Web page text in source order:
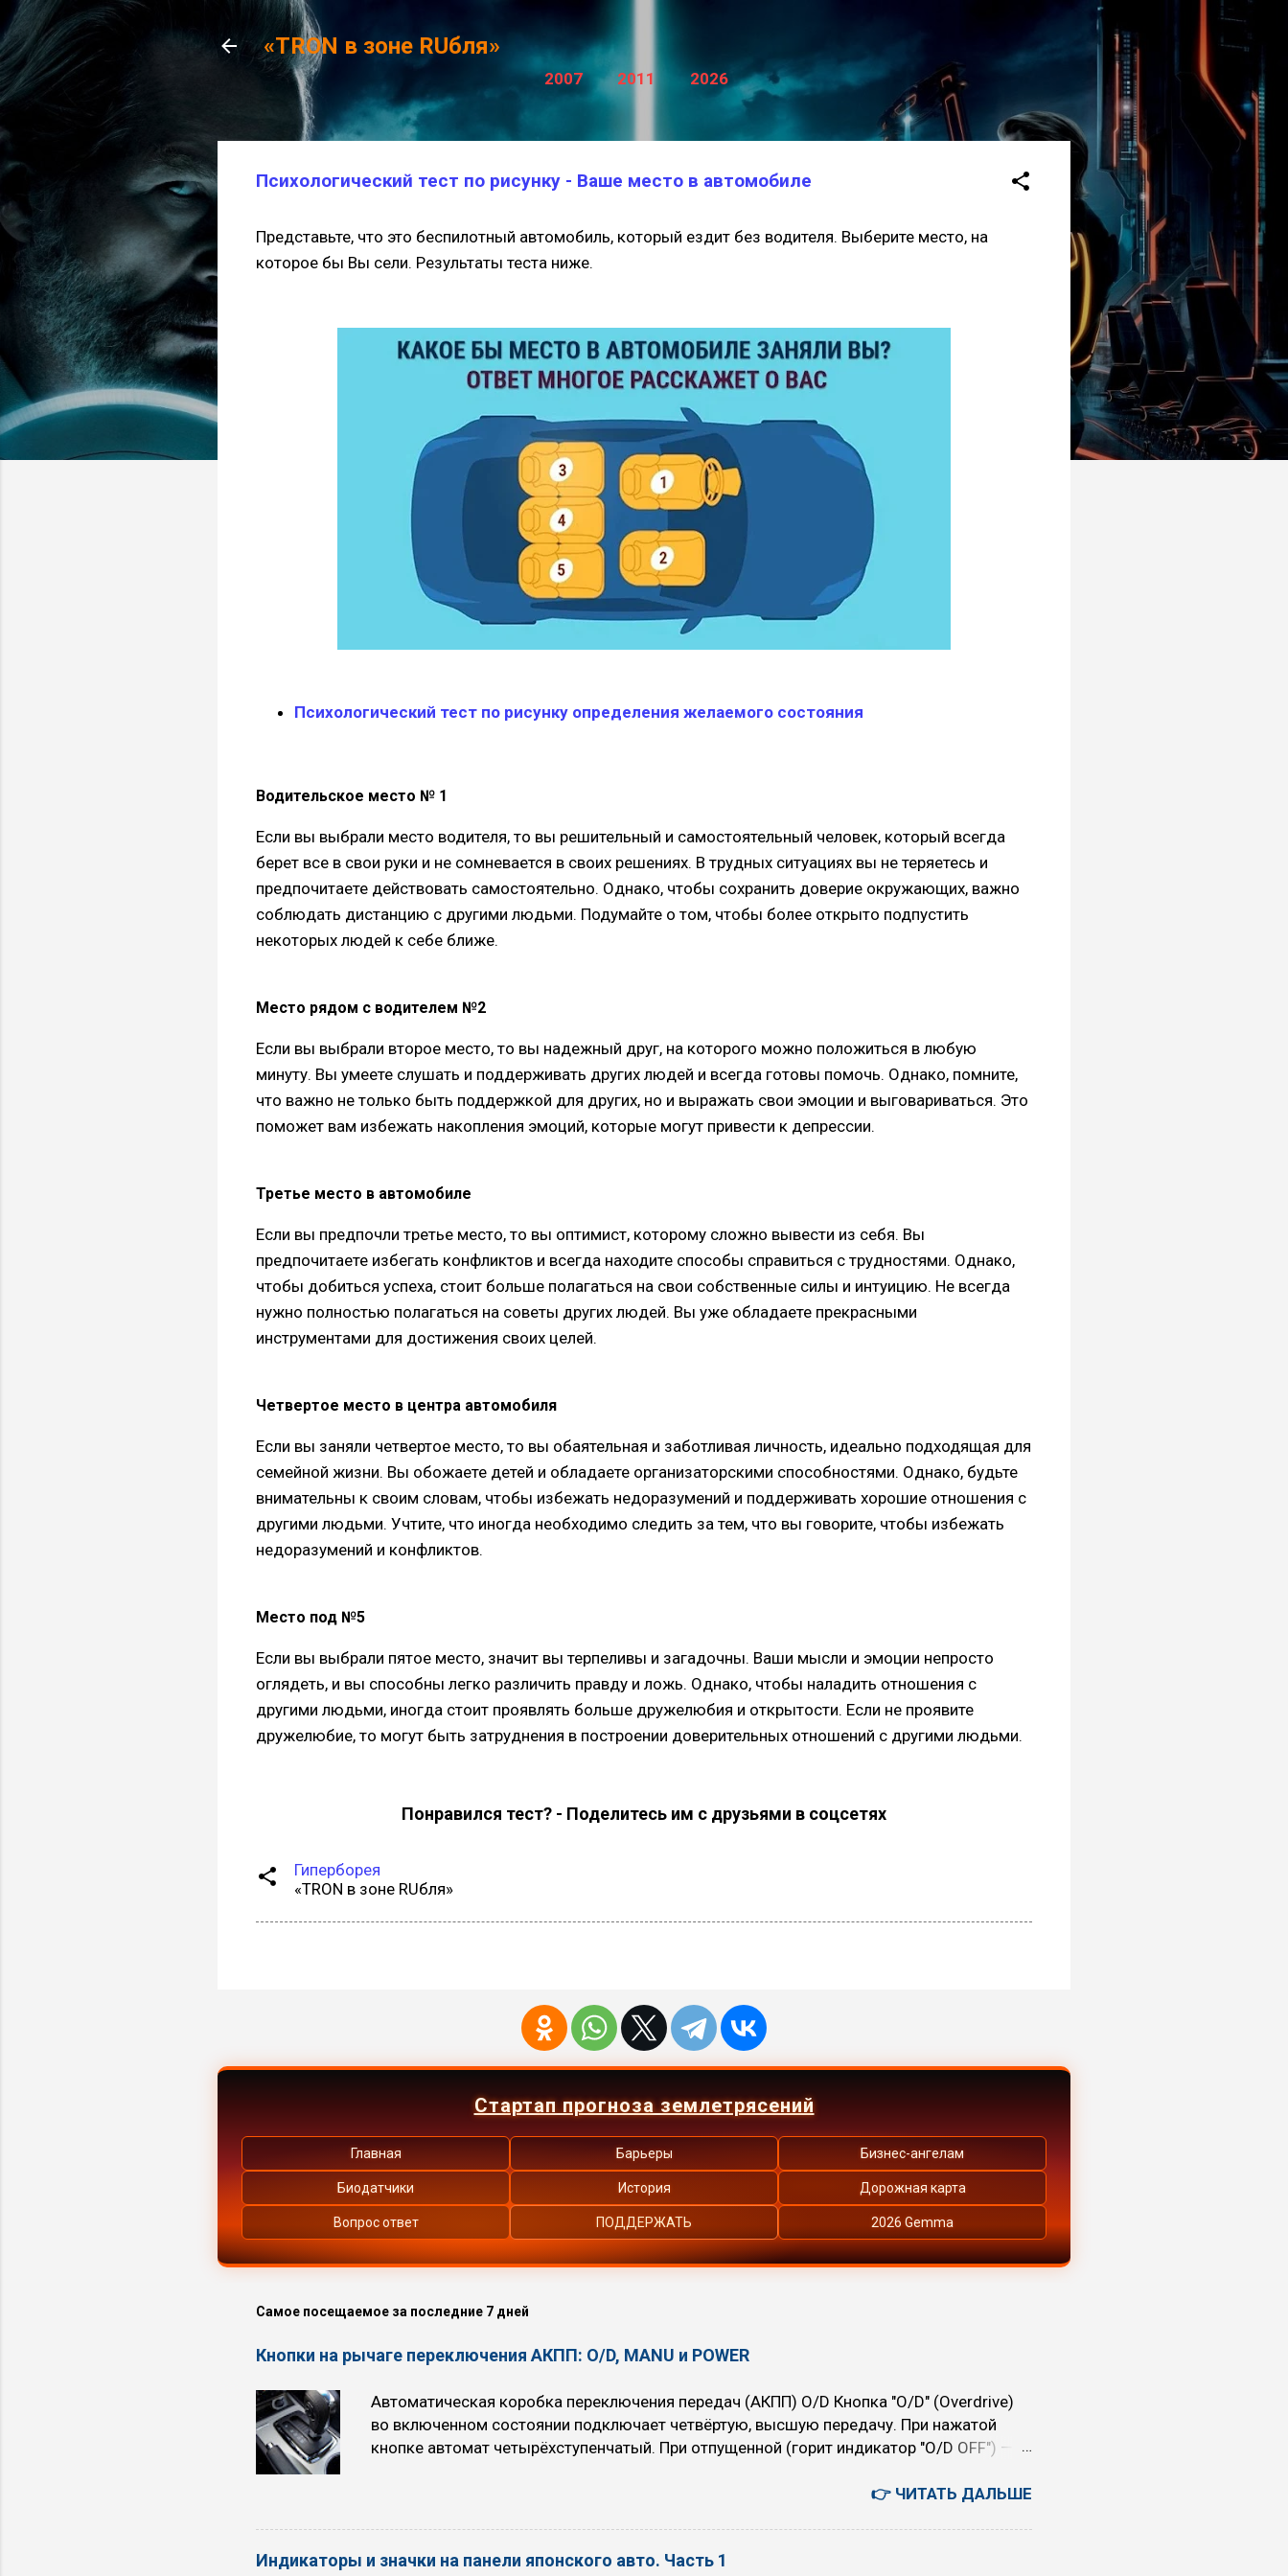
«TRON в зоне RUбля»
2007 2011 2026
Психологический тест по рисунку - Ваше место в автомобиле
Представьте, что это беспилотный автомобиль, который ездит без водителя. Выберите место, на
которое бы Вы сели. Результаты теста ниже.
Психологический тест по рисунку определения желаемого состояния
Водительское место № 1
Если вы выбрали место водителя, то вы решительный и самостоятельный человек, который всегда
берет все в свои руки и не сомневается в своих решениях. В трудных ситуациях вы не теряетесь и
предпочитаете действовать самостоятельно. Однако, чтобы сохранить доверие окружающих, важно
соблюдать дистанцию с другими людьми. Подумайте о том, чтобы более открыто подпустить
некоторых людей к себе ближе.
Место рядом с водителем №2
Если вы выбрали второе место, то вы надежный друг, на которого можно положиться в любую
минуту. Вы умеете слушать и поддерживать других людей и всегда готовы помочь. Однако, помните,
что важно не только быть поддержкой для других, но и выражать свои эмоции и выговариваться. Это
поможет вам избежать накопления эмоций, которые могут привести к депрессии.
Третье место в автомобиле
Если вы предпочли третье место, то вы оптимист, которому сложно вывести из себя. Вы
предпочитаете избегать конфликтов и всегда находите способы справиться с трудностями. Однако,
чтобы добиться успеха, стоит больше полагаться на свои собственные силы и интуицию. Не всегда
нужно полностью полагаться на советы других людей. Вы уже обладаете прекрасными
инструментами для достижения своих целей.
Четвертое место в центра автомобиля
Если вы заняли четвертое место, то вы обаятельная и заботливая личность, идеально подходящая для
семейной жизни. Вы обожаете детей и обладаете организаторскими способностями. Однако, будьте
внимательны к своим словам, чтобы избежать недоразумений и поддерживать хорошие отношения с
другими людьми. Учтите, что иногда необходимо следить за тем, что вы говорите, чтобы избежать
недоразумений и конфликтов.
Место под №5
Если вы выбрали пятое место, значит вы терпеливы и загадочны. Ваши мысли и эмоции непросто
оглядеть, и вы способны легко различить правду и ложь. Однако, чтобы наладить отношения с
другими людьми, иногда стоит проявлять больше дружелюбия и открытости. Если не проявите
дружелюбие, то могут быть затруднения в построении доверительных отношений с другими людьми.
Понравился тест? - Поделитесь им с друзьями в соцсетях
Гиперборея
«TRON в зоне RUбля»
Стартап прогноза землетрясений
Главная
Биодатчики
Вопрос ответ
Барьеры
История
ПОДДЕРЖАТЬ
Бизнес-ангелам
Дорожная карта
2026 Gemma
Самое посещаемое за последние 7 дней
Кнопки на рычаге переключения АКПП: O/D, MANU и POWER
Автоматическая коробка переключения передач (АКПП) O/D Кнопка "O/D" (Overdrive)
во включенном состоянии подключает четвёртую, высшую передачу. При нажатой
кнопке автомат четырёхступенчатый. При отпущенной (горит индикатор "O/D OFF") —
расход топлива уменьшается. Когда рекомендуется использовать режим O/D (O/D ON):
многие рекомендуют никогда не выключать O/D, за исключением случаев, когда
👉 ЧИТАТЬ ДАЛЬШЕ
Индикаторы и значки на панели японского авто. Часть 1